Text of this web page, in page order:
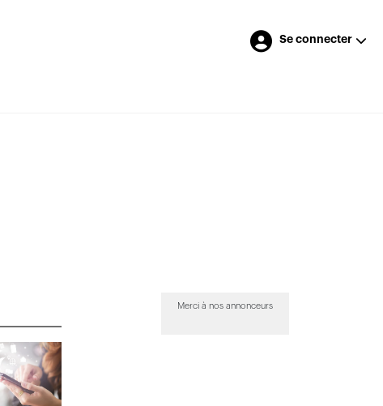
Se connecter
Merci à nos annonceurs